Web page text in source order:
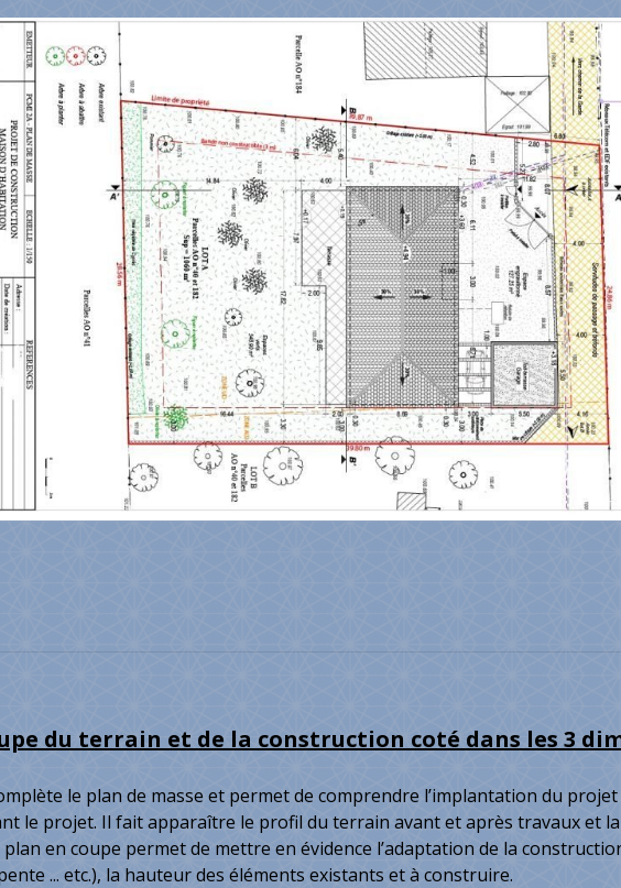
du terrain et de la construction coté dans les 3
le plan de masse et permet de comprendre l’implantation du
le projet. Il fait apparaître le profil du terrain avant et après travaux et
en coupe permet de mettre en évidence l’adaptation de la
... etc.), la hauteur des éléments existants et à construire.